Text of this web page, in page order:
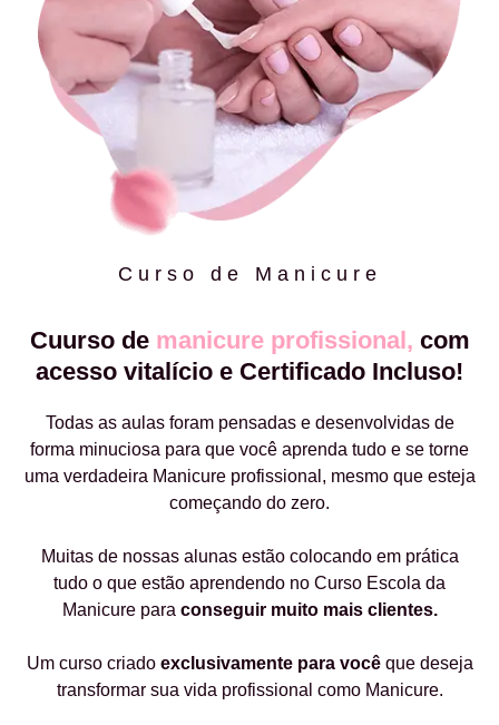
Curso de Manicure
Cuurso de manicure profissional, com
acesso vitalício e Certificado Incluso!
Todas as aulas foram pensadas e desenvolvidas de
forma minuciosa para que você aprenda tudo e se torne
uma verdadeira Manicure profissional, mesmo que esteja
começando do zero.
Muitas de nossas alunas estão colocando em prática
tudo o que estão aprendendo no Curso Escola da
Manicure para conseguir muito mais clientes.
Um curso criado exclusivamente para vocêque deseja
transformar sua vida profissional como Manicure.